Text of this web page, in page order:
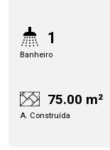
1
Banheiro
75.00 m²
A. Construída